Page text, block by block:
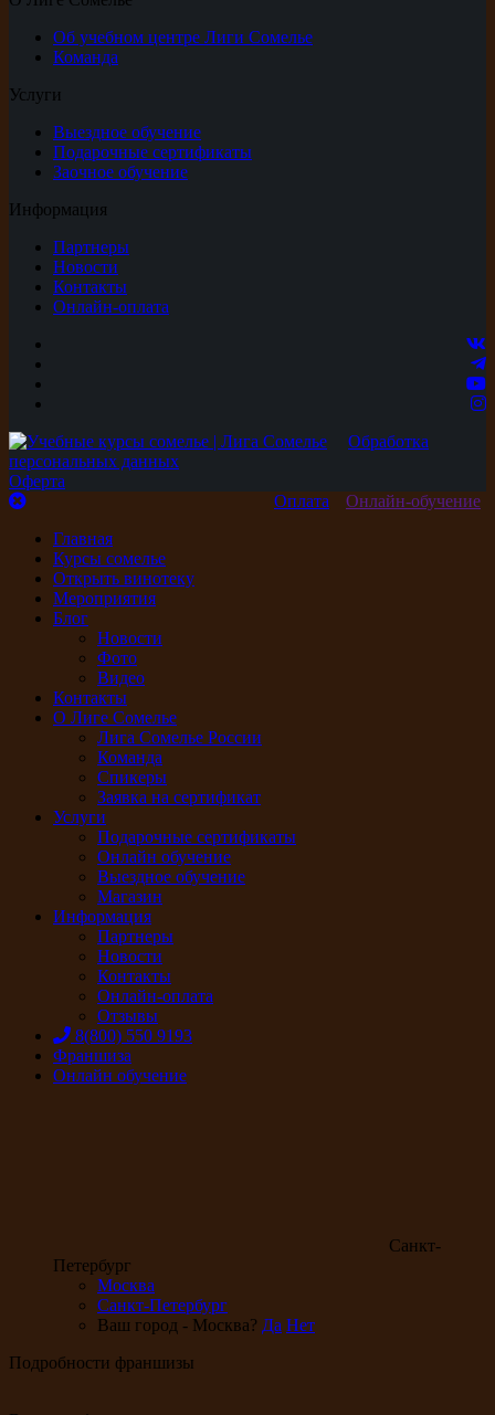
Об учебном центре Лиги Сомелье
Команда
Услуги
Выездное обучение
Подарочные сертификаты
Заочное обучение
Информация
Партнеры
Новости
Контакты
Онлайн-оплата
Обработка
персональных данных
Оферта
Онлайн-обучение
Оплата
Главная
Курсы сомелье
Открыть винотеку
Мероприятия
Блог
Новости
Фото
Видео
Контакты
О Лиге Сомелье
Лига Сомелье России
Команда
Спикеры
Заявка на сертификат
Услуги
Подарочные сертификаты
Онлайн обучение
Выездное обучение
Магазин
Информация
Партнеры
Новости
Контакты
Онлайн-оплата
Отзывы
8(800) 550 9193
Франшиза
Онлайн обучение
Санкт-
Петербург
Москва
Санкт-Петербург
Ваш город - Москва? Да Нет
Подробности франшизы